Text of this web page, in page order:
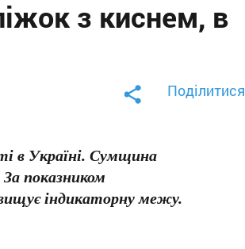
з киснем, в
Поділитися
в Україні. Сумщина
показником
індикаторну межу.